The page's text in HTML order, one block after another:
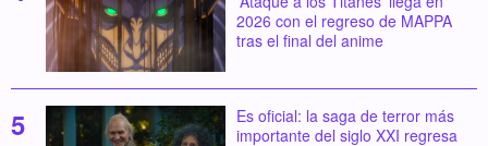
2026 con el regreso de MAPPA
tras el final del anime
Es oficial: la saga de terror más
importante del siglo XXI regresa